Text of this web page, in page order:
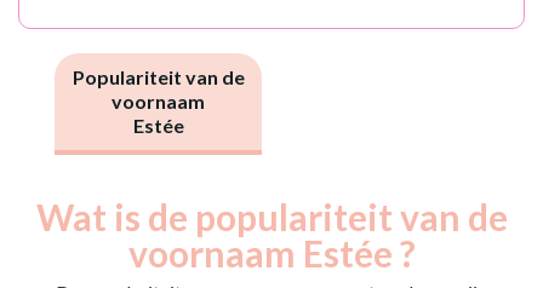
Populariteit van de
voornaam
Estée
Wat is de populariteit van de
voornaam Estée ?
Année
Nouveaux-
nés